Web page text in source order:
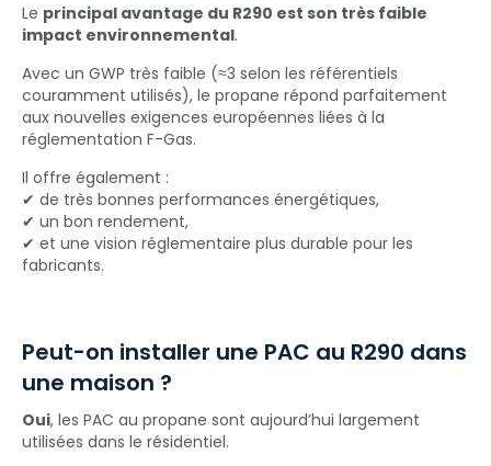
Le principal avantage du R290 est son très faible
impact environnemental.
Avec un GWP très faible (≈3 selon les référentiels
couramment utilisés), le propane répond parfaitement
aux nouvelles exigences européennes liées à la
réglementation F-Gas.
Il offre également :
✔ de très bonnes performances énergétiques,
✔ un bon rendement,
✔ et une vision réglementaire plus durable pour les
fabricants.
Peut-on installer une PAC au R290 dans
une maison ?
Oui, les PAC au propane sont aujourd’hui largement
utilisées dans le résidentiel.